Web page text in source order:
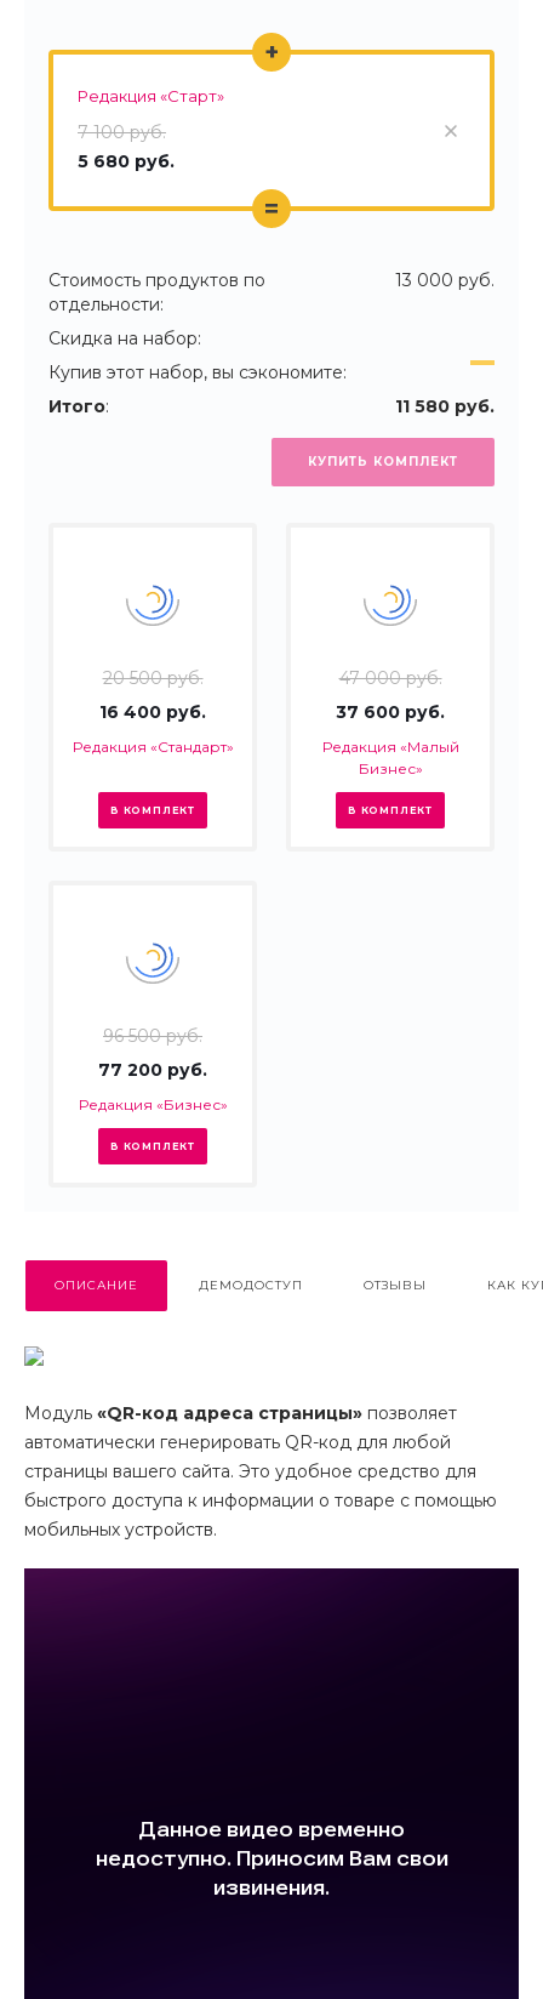
Редакция «Старт»
7 100 руб.
5 680 руб.
+
=
Стоимость продуктов по
отдельности:
13 000 руб.
Скидка на набор:
Купив этот набор, вы сэкономите:
Итого: 11 580 руб.
КУПИТЬ КОМПЛЕКТ
20 500 руб.
16 400 руб.
Редакция «Стандарт»
В КОМПЛЕКТ
47 000 руб.
37 600 руб.
Редакция «Малый
Бизнес»
В КОМПЛЕКТ
96 500 руб.
77 200 руб.
Редакция «Бизнес»
В КОМПЛЕКТ
ОПИСАНИЕ ДЕМОДОСТУП ОТЗЫВЫ КАК
Модуль «QR-код адреса страницы» позволяет
автоматически генерировать QR-код для любой
страницы вашего сайта. Это удобное средство для
быстрого доступа к информации о товаре с помощью
мобильных устройств.